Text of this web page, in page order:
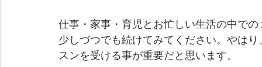
仕事・家事・育児とお忙しい生活の中で
少しづつでも続けてみてください。やは
スンを受ける事が重要だと思います。